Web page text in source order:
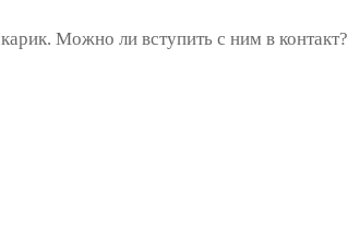
Можно ли вступить с ним в контакт?